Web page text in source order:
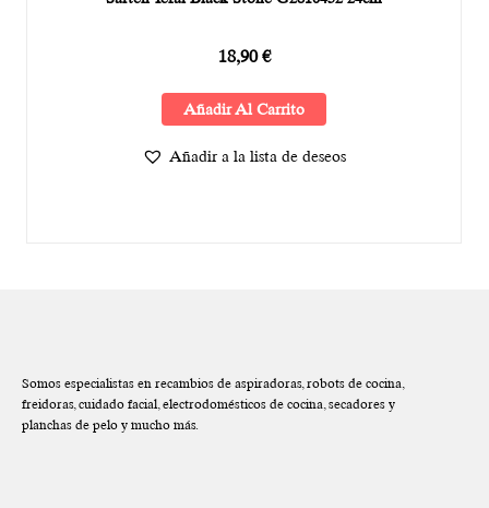
18,90€
Añadir Al Carrito
Añadir a la lista de deseos
Somos especialistas en recambios de aspiradoras, robots de cocina,
freidoras, cuidado facial, electrodomésticos de cocina, secadores y
planchas de pelo y mucho más.